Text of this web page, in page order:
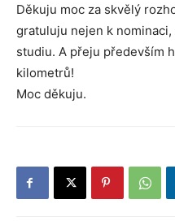
Děkuju moc za skvělý
gratuluju nejen k
studiu. A přeju především
kilometrů!
Moc děkuju.